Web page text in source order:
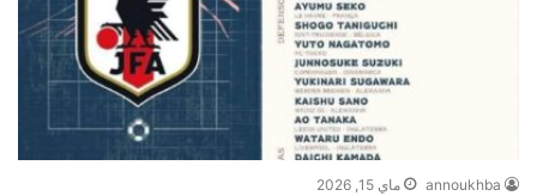
annoukhba ماي 15, 2026